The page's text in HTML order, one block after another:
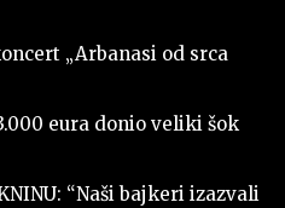
„Arbanasi od srca
eura donio veliki šok
“Naši bajkeri izazvali